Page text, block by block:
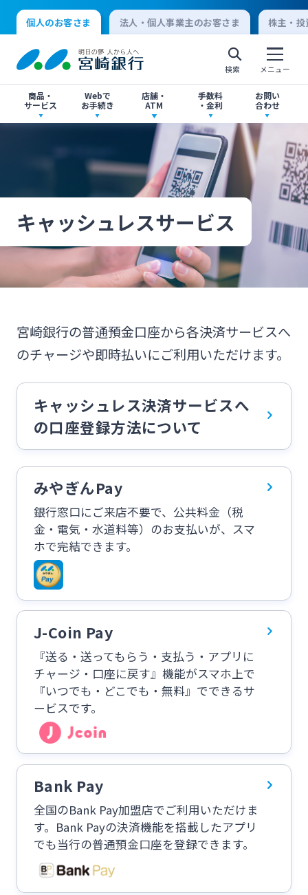
個人のお客さま 法人・個人事業主のお客さま 株主・
検索 メニュー
商品・
サービス
Webで
お手続き
店舗・
ATM
手数料
・金利
お問い
合わせ
アプリ・ネットバンキング
口座開設・預金
ローン
資産運用
保険
外国為替
ポイントサービス「たまるーじ倶楽部」
クレジットカード
キャッシュレスサービス
スポーツくじ「宮崎銀行toto」
その他サービス
口座開設
各種お手続き
各種ローン
投資信託
定期的なお客さま情報ご提供のお願い
閉じる
店舗・ATM検索
ATMサービス
ご相談・ご予約
手数料一覧
金利一覧
閉じる
よくあるご質問
お問い合わせ先一覧
ご意見・ご要望
サイトマップ
チャットで相談
閉じる
個人向けインターネットバンキング
ログオン
法人向けインターネットバンキング
ログオン
よくあるご質問 チャットで相談
English
個人のお客さま
法人・個人事業主のお客さま
株主・投資家の皆さま
宮崎銀行について
ニュースリリース一覧
キャッシュレスサービス
宮崎銀行の普通預金口座から各決済サービスへ
のチャージや即時払いにご利用いただけます。
キャッシュレス決済サービスへ
の口座登録方法について
みやぎんPay
銀行窓口にご来店不要で、公共料金（税
金・電気・水道料等）のお支払いが、スマ
ホで完結できます。
J-Coin Pay
『送る・送ってもらう・支払う・アプリに
チャージ・口座に戻す』機能がスマホ上で
『いつでも・どこでも・無料』でできるサ
ービスです。
Bank Pay
全国のBank Pay加盟店でご利用いただけま
す。Bank Payの決済機能を搭載したアプリ
でも当行の普通預金口座を登録できます。